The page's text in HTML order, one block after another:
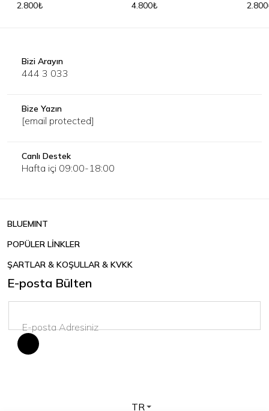
2.800₺
4.800₺
Bizi Arayın
444 3 033
Bize Yazın
[email protected]
Canlı Destek
Hafta içi 09:00-18:00
BLUEMINT
POPÜLER LİNKLER
ŞARTLAR & KOŞULLAR & KVKK
E-posta Bülten
TR